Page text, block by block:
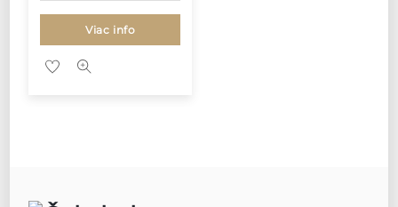
Viac info